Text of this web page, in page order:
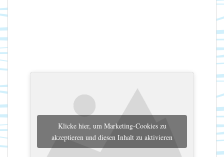
Klicke hier, um Marketing-Cookies zu
akzeptieren und diesen Inhalt zu aktivieren